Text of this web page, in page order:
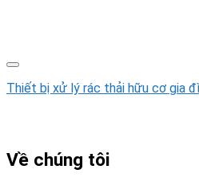
Thiết bị xử lý rác thải hữu cơ gia
Về chúng tôi